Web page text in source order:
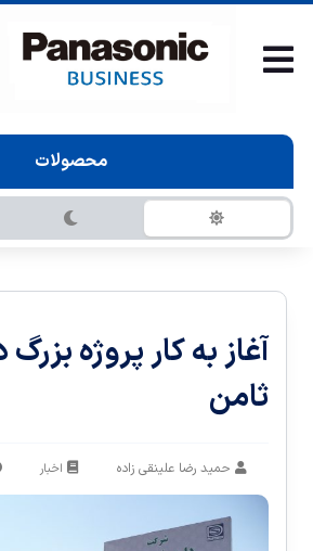
محصولات
آغاز به کار پروژه
ثامن
حمید رضا علینقی زاده اخبار